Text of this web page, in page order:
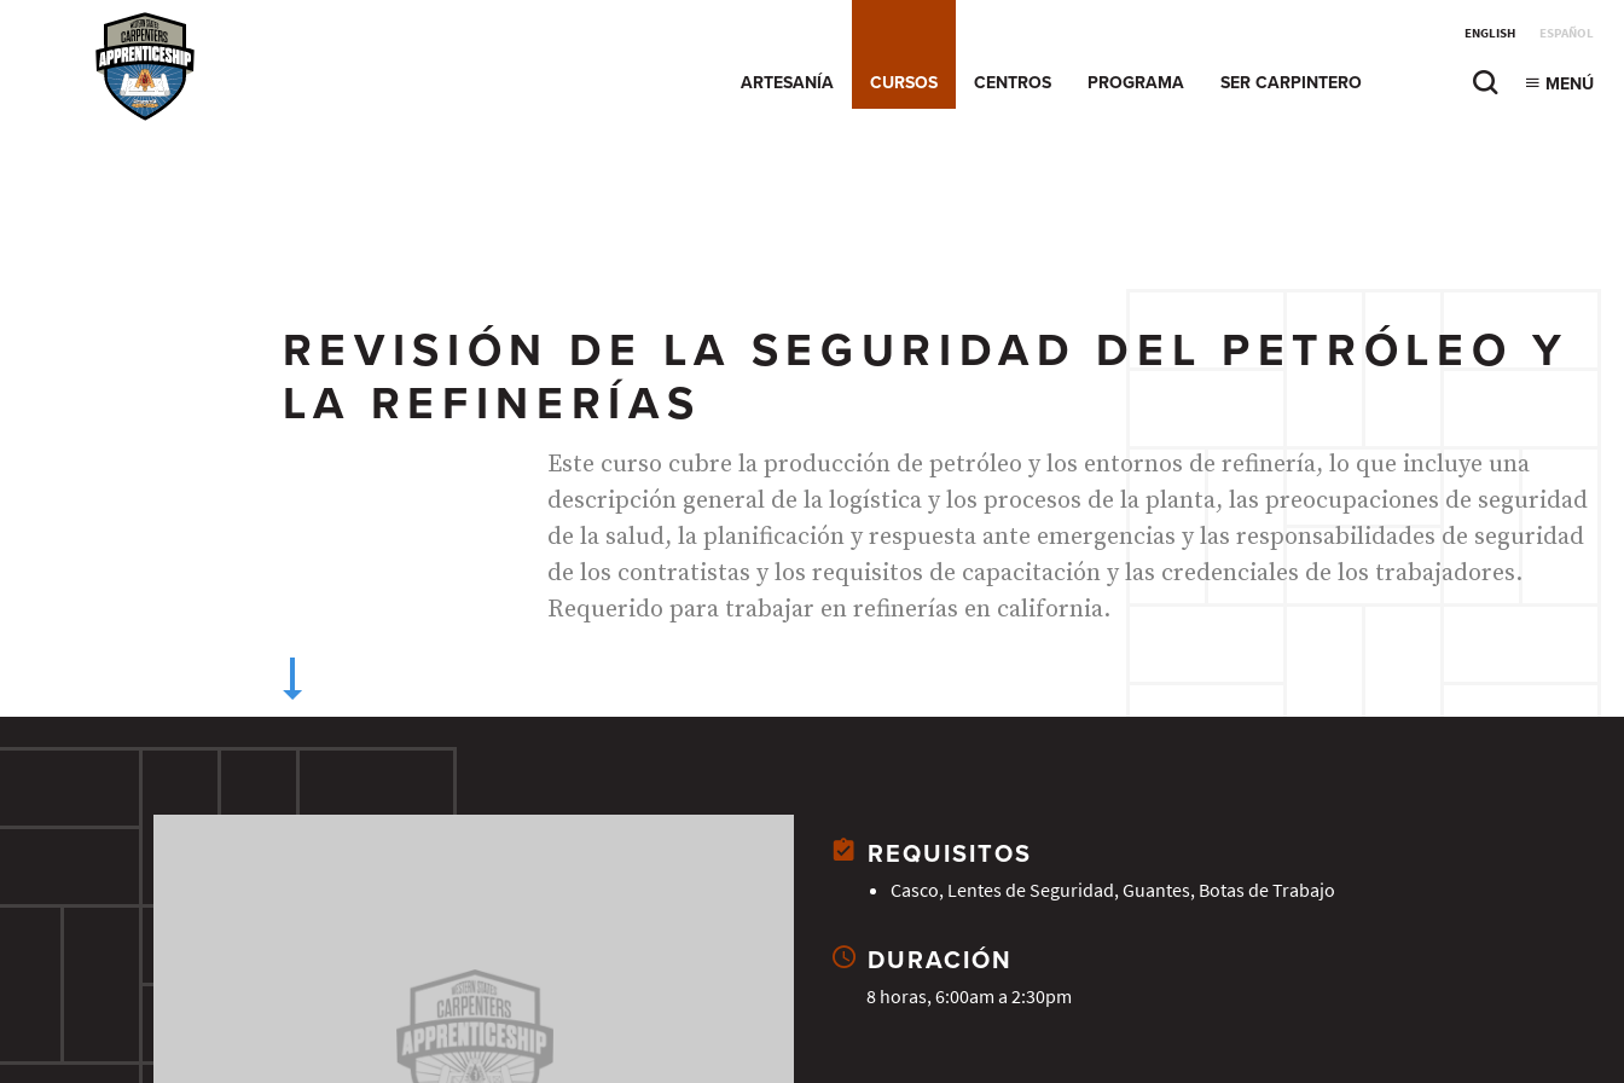
ENGLISH ESPAÑOL
MENÚ
ARTESANÍA CURSOS CENTROS PROGRAMA SER CARPINTERO
REVISIÓN DE LA SEGURIDAD DEL PETRÓLEO Y
LA REFINERÍAS
Este curso cubre la producción de petróleo y los entornos de refinería, lo que incluye una
descripción general de la logística y los procesos de la planta, las preocupaciones de seguridad
de la salud, la planificación y respuesta ante emergencias y las responsabilidades de seguridad
de los contratistas y los requisitos de capacitación y las credenciales de los trabajadores.
Requerido para trabajar en refinerías en california.
REQUISITOS
Casco, Lentes de Seguridad, Guantes, Botas de Trabajo
DURACIÓN
8 horas, 6:00am a 2:30pm